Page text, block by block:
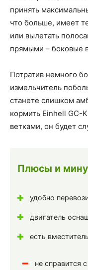
принять
что больше, имеет
или вылетать
прямыми – боковые
Потратив немного
измельчитель
станете слишком
кормить Einhell
ветками, он будет
Плюсы и
удобно
двигатель
есть
не справится